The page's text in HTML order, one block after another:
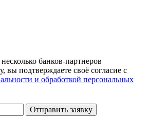
банков-партнеров
вы подтверждаете своё согласие с
и обработкой персональных
Отправить заявку